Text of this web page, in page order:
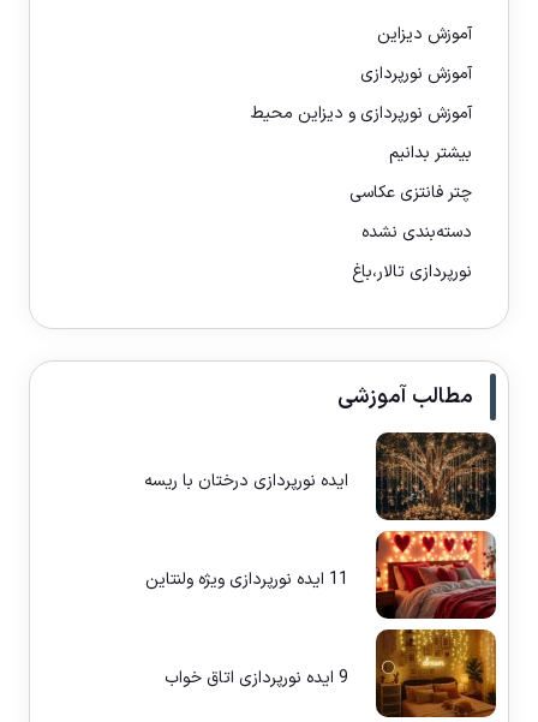
آموزش دیزاین
آموزش نورپردازی
آموزش نورپردازی و دیزاین محیط
بیشتر بدانیم
چتر فانتزی عکاسی
دسته‌بندی نشده
نورپردازی تالار،باغ
مطالب آموزشی
ایده نورپردازی درختان با ریسه
11 ایده نورپردازی ویژه ولنتاین
9 ایده نورپردازی اتاق خواب